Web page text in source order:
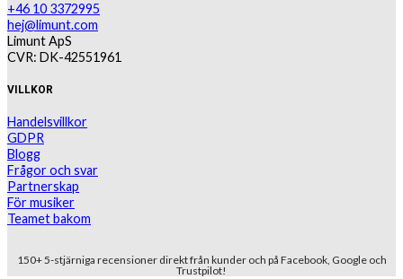
+46 10 3372995
hej@limunt.com
Limunt ApS
CVR: DK-42551961
VILLKOR
Handelsvillkor
GDPR
Blogg
Frågor och svar
Partnerskap
För musiker
Teamet bakom
150+ 5-stjärniga recensioner direkt från kunder och på Facebook, Google och
Trustpilot!